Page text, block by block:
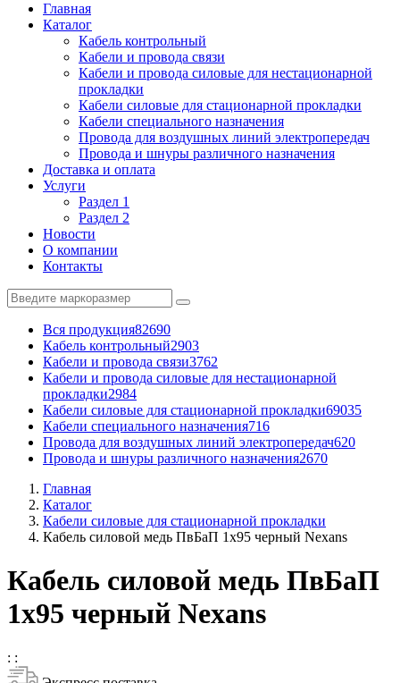
Главная
Каталог
Кабель контрольный
Кабели и провода связи
Кабели и провода силовые для нестационарной
прокладки
Кабели силовые для стационарной прокладки
Кабели специального назначения
Провода для воздушных линий электропередач
Провода и шнуры различного назначения
Доставка и оплата
Услуги
Раздел 1
Раздел 2
Новости
О компании
Контакты
Вся продукция82690
Кабель контрольный2903
Кабели и провода связи3762
Кабели и провода силовые для нестационарной
прокладки2984
Кабели силовые для стационарной прокладки69035
Кабели специального назначения716
Провода для воздушных линий электропередач620
Провода и шнуры различного назначения2670
Главная
Каталог
Кабели силовые для стационарной прокладки
Кабель силовой медь ПвБаП 1x95 черный Nexans
Кабель силовой медь ПвБаП
1x95 черный Nexans
: :